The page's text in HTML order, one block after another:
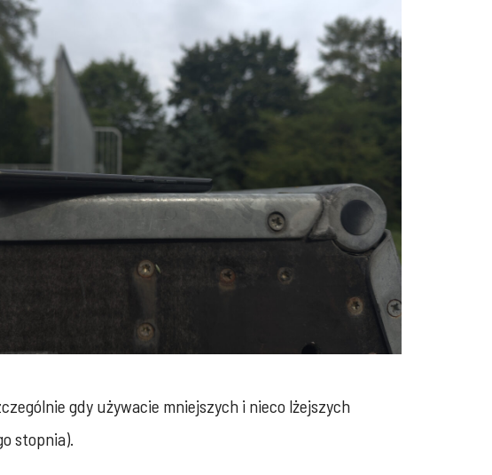
gdy używacie mniejszych i nieco lżejszych
stopnia).